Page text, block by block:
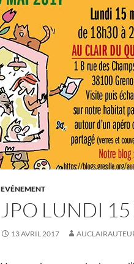
EVÉNEMENT
JPO LUNDI
13 AVRIL 2017